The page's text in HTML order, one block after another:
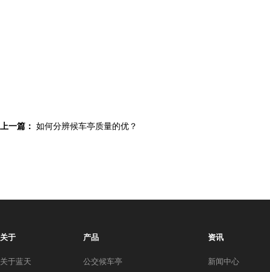
上一篇： 如何分辨候车亭质量的优？
关于
关于蓝天
产品
公交候车亭
资讯
新闻中心